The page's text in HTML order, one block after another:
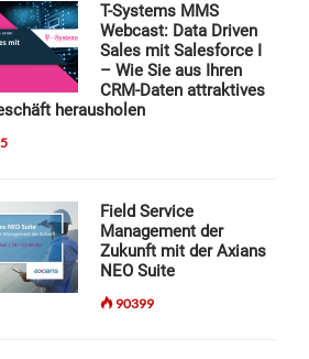
T-Systems MMS
Webcast: Data Driven
Sales mit Salesforce I
– Wie Sie aus Ihren
CRM-Daten attraktives
herausholen
Field Service
Management der
Zukunft mit der Axians
NEO Suite
90399